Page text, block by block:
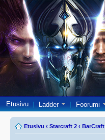
Etusivu Ladder Foorumi
Etusivu ‹ Starcraft 2 ‹ BarCraft